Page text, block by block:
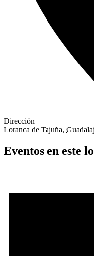
Dirección
Loranca de Tajuña,
Eventos en este